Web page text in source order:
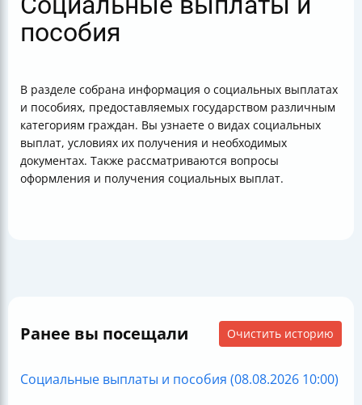
пособия
В разделе собрана информация о социальных выплатах
и пособиях, предоставляемых государством различным
категориям граждан. Вы узнаете о видах социальных
выплат, условиях их получения и необходимых
документах. Также рассматриваются вопросы
оформления и получения социальных выплат.
Ранее вы посещали Очистить историю
Социальные выплаты и пособия (08.08.2026 10:00)